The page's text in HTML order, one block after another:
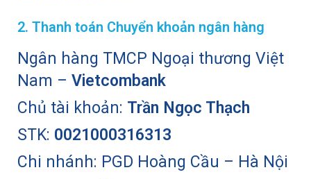
2. Thanh toán Chuyển khoản ngân hàng
Ngân hàng TMCP Ngoại thương Việt
Nam – Vietcombank
Chủ tài khoản: Trần Ngọc Thạch
STK: 0021000316313
Chi nhánh: PGD Hoàng Cầu – Hà Nội